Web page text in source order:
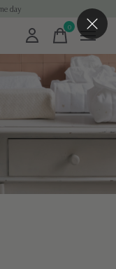
day
0items